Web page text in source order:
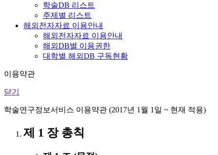
학술DB 리스트
주제별 리스트
해외전자자료 이용안내
해외전자자료 이용안내
해외DB별 이용권한
대학별 해외DB 구독현황
이용약관
닫기
학술연구정보서비스 이용약관 (2017년 1월 1일 ~ 현재 적용)
제 1 장 총칙